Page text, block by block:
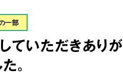
一部
ていただきありが
。